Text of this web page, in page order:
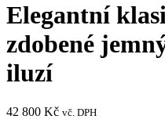
Elegantní
zdobené
iluzí
42 800 Kč vč. DPH